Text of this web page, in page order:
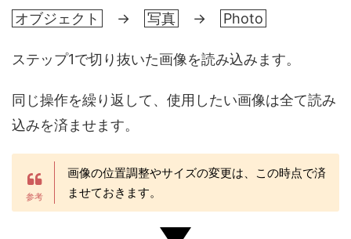
オブジェクト → 写真 → Photo
ステップ1で切り抜いた画像を読み込みます。
同じ操作を繰り返して、使用したい画像は全て読み
込みを済ませます。
画像の位置調整やサイズの変更は、この時点で済
ませておきます。